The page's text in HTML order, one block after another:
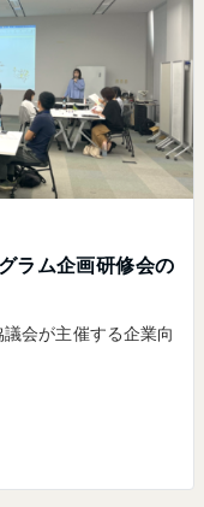
ラム企画研修会の
会が主催する企業向